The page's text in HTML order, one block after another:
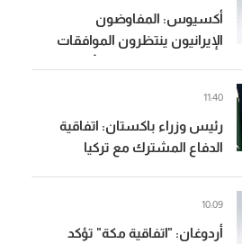
أكسيوس: المفاوضون
الإيرانيون ينتظرون الموافقات
الاتفاق مع سلطنة عُمان
والولايات المتحدة
رئيس وزراء باكستان: اتفاقية
الدفاع المشترك مع تركيا
11:40
أردوغان: "اتفاقية مكة" تؤكد
10:09